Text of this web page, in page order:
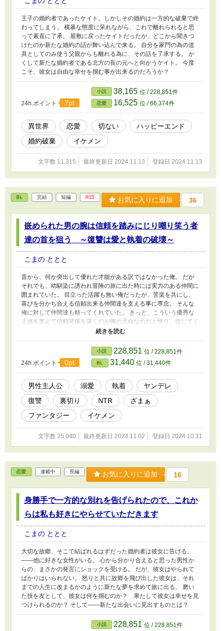
王子の婚約者であったケイト。しかしその婚約は一方的な破棄で終
わってしまう。 横暴な態度に呆れながら、これで離れられると思
って素直に了承。 屋敷に戻ったケイトだったが、どこから聞きつ
けたのか新たな婚約の話が舞い込んで来る。 自分を家門の為の道
具としてのみ使う父親からも離れる為に、その話を了承する。 か
くして新たな婚約者である北方の長の元へと向かうケイト。 今度
こそ、彼女は自由な幸せを掴む事が出来るのだろうか？
24h.ポイント 7pt
小説 38,165 位 / 228,851件
恋愛 16,525 位 / 66,374件
異世界 恋愛 切ない
ハッピーエンド
婚約破棄
イケメン
文字数 11,315 最終更新日 2024.11.13 登録日 2024.11.13
BL 完結 短編 R15 お気に入りに追加 36
嵌められた男の腕は信頼を踏みにじり嘲り笑う者
達の首を狙う ～復讐は愛と執着の破壊～
こまの ととと
昔から、何か突出して優れた才能がある訳ではなかった俺。 だが
それでも、幼馴染に誘われ冒険の旅に出た時には実力のある仲間に
囲まれていた。 目立った活躍も無い俺だったが、苦楽を共にし、
喜びを分かち合える信頼出来る仲間達を支える事に専念。 そんな
俺に対して仲間達も頼ってくれていた。 きっと、こういう優秀な
人達を支えて信頼関係を築くのが俺の天命なのだと悟り、信じてく
れる仲間達の為に俺は必死に過酷な旅についていった。 そのうち
仲間の一人とも恋人になり、まさしく人生の充実を感じていた。
そんな、幸せを噛み締めながら旅をしていた時だった――。 ――
俺は決して、お前達を許しなどしない……！
24h.ポイント
0pt
小説 228,851 位 / 228,851件
BL 31,440 位 / 31,440件
男性主人公 溺愛 執着
ヤンデレ
復讐
裏切り NTR
ざまぁ
ファンタジー
イケメン
文字数 25,040 最終更新日 2024.11.02 登録日 2024.10.31
恋愛 連載中 長編 お気に入りに追加 16
身勝手で一方的な別れを告げられたので、これか
らは私も好きにやらせていただきます
こまの ととと
大切な故郷、そこで結ばれるはずだった婚約者は彼女に告げる。
――他に好きな女性がいる。 心から分かり合えると思った男性か
らの、まさかの発言にショックを受ける。 だが、彼女はやられて
ばかりはいられない。 怒りと共に故郷を飛び出した彼女は、それ
までの人生に改まるかのように新たな夢を求めて旅に出る。 磨い
た技を友として、彼女は何を掴むのか？ 果たして彼女は幸せを見
つけられるのか？ そして――新たな出会いに見出すものとは？
小説 228,851 位 / 228,851件